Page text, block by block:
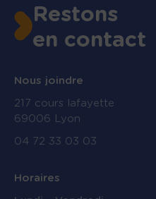
Restons
en contact
Nous joindre
217 cours lafayette
69006 Lyon
04 72 33 03 03
Horaires